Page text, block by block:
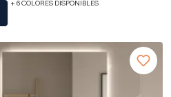
+ 6 COLORES DISPONIBLES